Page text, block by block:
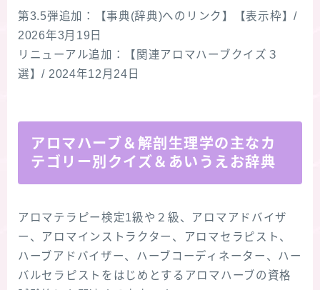
第3.5弾追加：【事典(辞典)へのリンク】【表示枠】/
2026年3月19日
リニューアル追加：【関連アロマハーブクイズ３
選】/ 2024年12月24日
アロマハーブ＆解剖生理学の主なカ
テゴリー別クイズ＆あいうえお辞典
アロマテラピー検定1級や２級、アロマアドバイザ
ー、アロマインストラクター、アロマセラピスト、
ハーブアドバイザー、ハーブコーディネーター、ハー
バルセラピストをはじめとするアロマハーブの資格